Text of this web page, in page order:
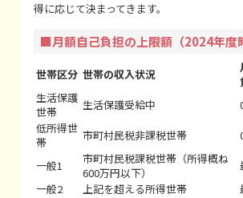
得に応じて決まってきます。
■月額自己負担の上限額（2024年度
世帯区分 世帯の収入状況
生活保護
世帯
生活保護受給中
低所得世
帯
市町村民税非課税世帯
一般1
市町村民税課税世帯（所得概ね
600万円以下）
一般2
上記を超える所得世帯